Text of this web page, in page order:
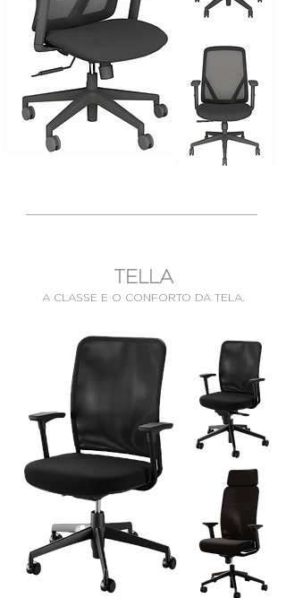
TELLA
A CLASSE E O CONFORTO DA TELA.